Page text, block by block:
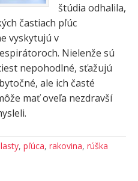
štúdia odhalila,
častiach pľúc
vyskytujú v
Nielenže sú
nepohodlné, sťažujú
ale ich časté
mať oveľa nezdravší
, pľúca, rakovina, rúška